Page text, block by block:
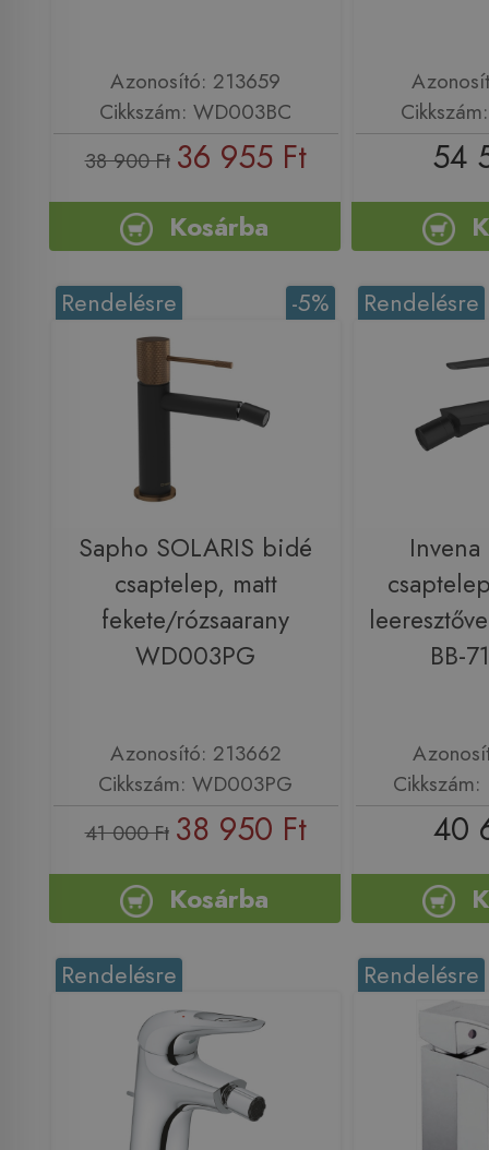
Azonosító: 213659
Cikkszám: WD003BC
38 900 Ft 36 955 Ft
Kosárba
54
-5%
Rendelésre
Sapho SOLARIS bidé
csaptelep, matt
fekete/rózsaarany
WD003PG
Azonosító: 213662
Cikkszám: WD003PG
41 000 Ft 38 950 Ft
Kosárba
Rendelésre
BB-
40
Rendelésre Rendelésre